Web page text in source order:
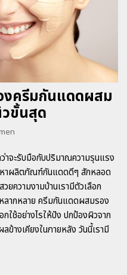
ครีมกันแดดผสม
ขั้นสุด
าจะรับมือกับปริมาณความรุนแรง
หาผลิตภัณฑ์กันแดดดีๆ สักหลอด
ยความงามบ้านเรามีตัวเลือก
ลากหลาย ครีมกันแดดผสมรอง
ใช้อย่างไรให้ปัง ปกป้องผิวจาก
ข้างเคียงในภายหลัง วันนี้เรามี